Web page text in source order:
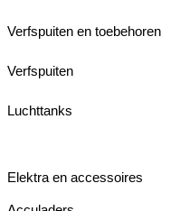
Verfspuiten en toebehoren
Verfspuiten
Luchttanks
Elektra en accessoires